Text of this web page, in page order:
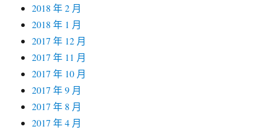
2018 年 2 月
2018 年 1 月
2017 年 12 月
2017 年 11 月
2017 年 10 月
2017 年 9 月
2017 年 8 月
2017 年 4 月